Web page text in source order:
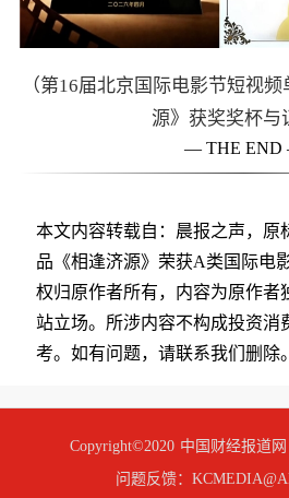
（第16届北京国际电影节短视
源》获奖奖杯与
— THE
本文内容转载自：晨报之声，原
品《相逢济源》荣获A类国际电
权归原作者所有，内容为原作者
站立场。所涉内容不构成投资消
考。如有问题，请联系我们删除。
Copyright©2020 中国财经报道网
问题反馈：